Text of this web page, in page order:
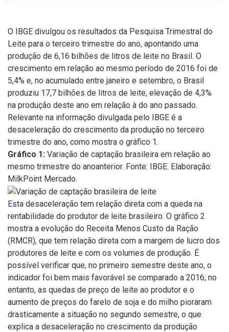
O IBGE divulgou os resultados da Pesquisa Trimestral do
Leite para o terceiro trimestre do ano, apontando uma
produção de 6,16 bilhões de litros de leite no Brasil. O
crescimento em relação ao mesmo período de 2016 foi de
5,4% e, no acumulado entre janeiro e setembro, o Brasil
produziu 17,7 bilhões de litros de leite, elevação de 4,3%
na produção deste ano em relação à do ano passado.
Relevante na informação divulgada pelo IBGE é a
desaceleração do crescimento da produção no terceiro
trimestre do ano, como mostra o gráfico 1.
Gráfico 1: Variação de captação brasileira em relação ao
mesmo trimestre do anoanterior. Fonte: IBGE. Elaboração:
MilkPoint Mercado.
Esta desaceleração tem relação direta com a queda na
rentabilidade do produtor de leite brasileiro. O gráfico 2
mostra a evolução do Receita Menos Custo da Ração
(RMCR), que tem relação direta com a margem de lucro dos
produtores de leite e com os volumes de produção. É
possível verificar que, no primeiro semestre deste ano, o
indicador foi bem mais favorável se comparado a 2016; no
entanto, as quedas de preço de leite ao produtor e o
aumento de preços do farelo de soja e do milho pioraram
drasticamente a situação no segundo semestre, o que
explica a desaceleração no crescimento da produção